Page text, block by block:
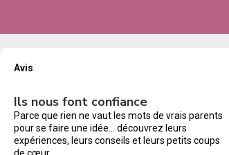
Avis
Ils nous font confiance
Parce que rien ne vaut les mots de vrais parents
pour se faire une idée… découvrez leurs
expériences, leurs conseils et leurs petits coups